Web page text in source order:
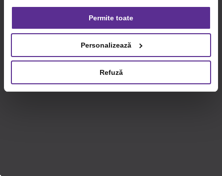
consimțământul oricând, făcând click pe linkul către
setările dvs. de cookie-uri.
privind utilizarea modulelor cookie.Detalii
Permite toate
Personalizează
Refuză